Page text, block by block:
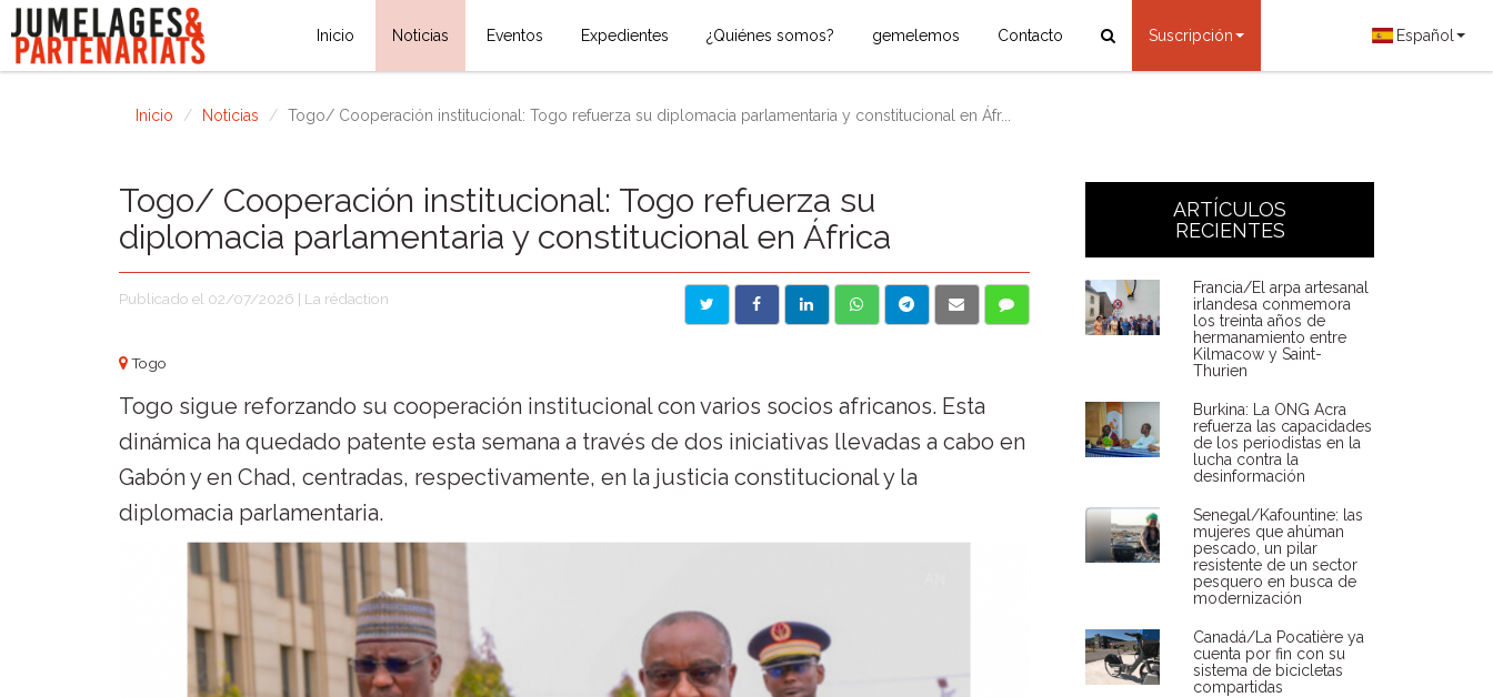
Inicio Noticias Eventos Expedientes ¿Quiénes somos? gemelemos Contacto Suscripción Español
Inicio Noticias Togo/ Cooperación institucional: Togo refuerza su diplomacia parlamentaria y constitucional en Áfr...
Togo/ Cooperación institucional: Togo refuerza su
diplomacia parlamentaria y constitucional en África
Publicado el 02/07/2026 | La rédaction
Togo
Togo sigue reforzando su cooperación institucional con varios socios africanos. Esta
dinámica ha quedado patente esta semana a través de dos iniciativas llevadas a cabo en
Gabón y en Chad, centradas, respectivamente, en la justicia constitucional y la
diplomacia parlamentaria.
ARTÍCULOS
RECIENTES
Francia/El arpa artesanal
irlandesa conmemora
los treinta años de
hermanamiento entre
Kilmacow y Saint-
Thurien
Burkina: La ONG Acra
refuerza las capacidades
de los periodistas en la
lucha contra la
desinformación
Senegal/Kafountine: las
mujeres que ahúman
pescado, un pilar
resistente de un sector
pesquero en busca de
modernización
Canadá/La Pocatière ya
cuenta por fin con su
sistema de bicicletas
compartidas